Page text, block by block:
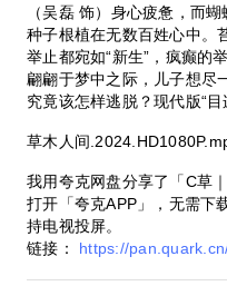
（吴磊 饰）身心疲惫，而
种子根植在无数百姓心中。
举止都宛如“新生”，疯癫的
翩翩于梦中之际，儿子想
究竟该怎样逃脱？现代版“目
草木人间
我用夸克网盘分享了「C草
打开「夸克APP」，无需下
持电视投屏。
链接： https://